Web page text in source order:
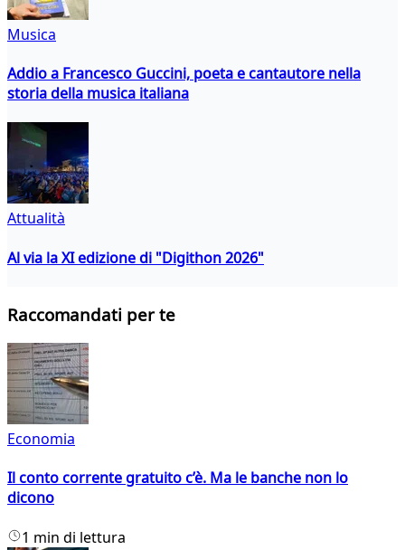
Musica
Addio a Francesco Guccini, poeta e cantautore nella
storia della musica italiana
Attualità
Al via la XI edizione di "Digithon 2026"
Raccomandati per te
Economia
Il conto corrente gratuito c’è. Ma le banche non lo
dicono
1 min di lettura